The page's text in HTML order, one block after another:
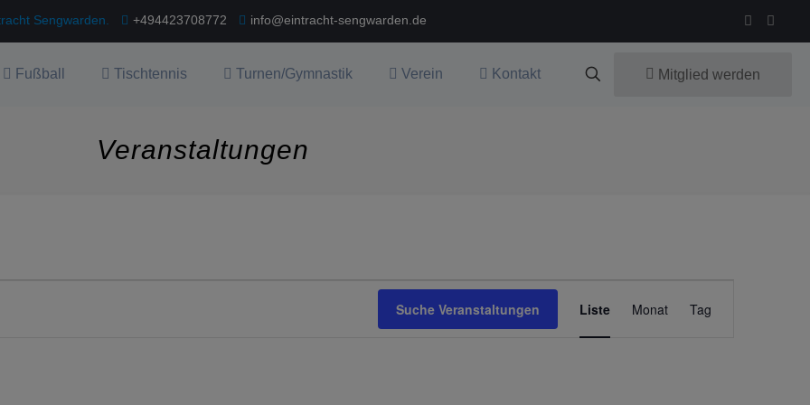
Sengwarden. +494423708772 info@eintracht-sengwarden.de
Fußball Tischtennis Turnen/Gymnastik Verein Kontakt Mitglied werden
Veranstaltungen
Suche Veranstaltungen Liste Monat Tag